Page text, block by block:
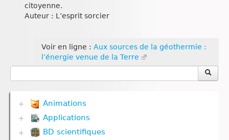
citoyenne.
Auteur : L’esprit sorcier
Voir en ligne : Aux sources de la géothermie :
l’énergie venue de la Terre
Animations
Biodiversité
Communication hormonale
Communication nerveuse
Applications
Biodiversité
BD scientifiques